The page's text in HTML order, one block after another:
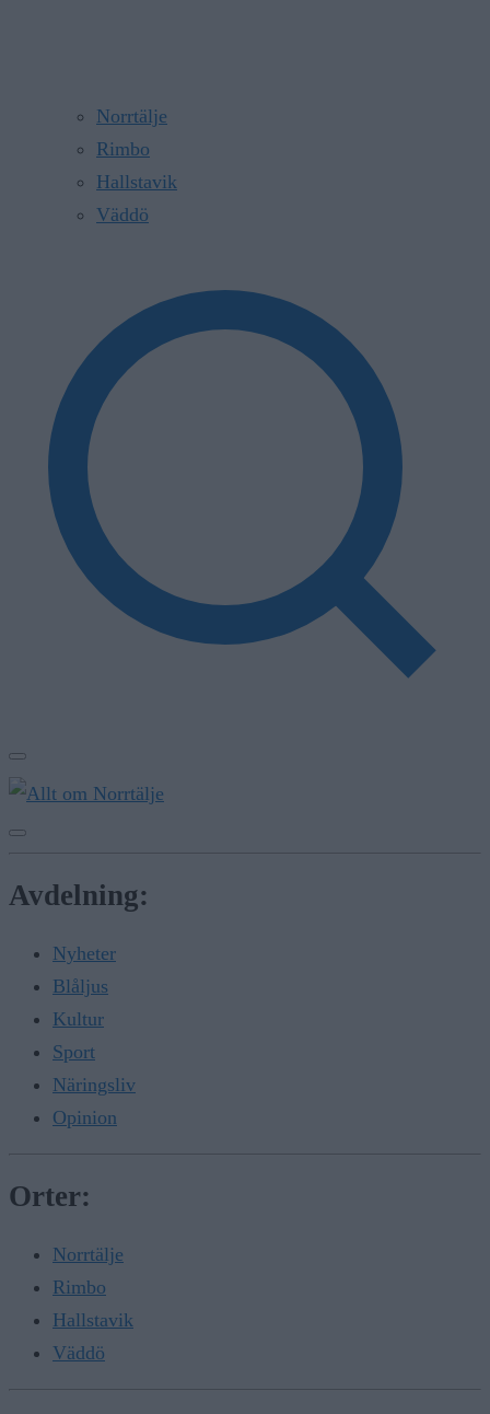
Norrtälje
Rimbo
Hallstavik
Väddö
Avdelning:
Nyheter
Blåljus
Kultur
Sport
Näringsliv
Opinion
Orter:
Norrtälje
Rimbo
Hallstavik
Väddö